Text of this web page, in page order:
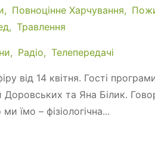
Повноцінне Харчування
Травлення
Радіо Телепередачі
від 14 квітня. Гості
Доровських та Яна Білик.
їмо – фізіологічна...